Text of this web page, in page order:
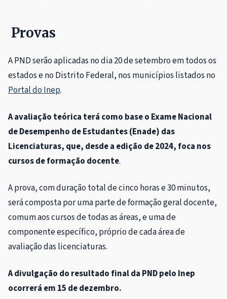
Provas
A PND serão aplicadas no dia 20 de setembro em todos os
estados e no Distrito Federal, nos municípios listados no
Portal do Inep.
A avaliação teórica terá como base o Exame Nacional
de Desempenho de Estudantes (Enade) das
Licenciaturas, que, desde a edição de 2024, foca nos
cursos de formação docente.
A prova, com duração total de cinco horas e 30 minutos,
será composta por uma parte de formação geral docente,
comum aos cursos de todas as áreas, e uma de
componente específico, próprio de cada área de
avaliação das licenciaturas.
A divulgação do resultado final da PND pelo Inep
ocorrerá em 15 de dezembro.